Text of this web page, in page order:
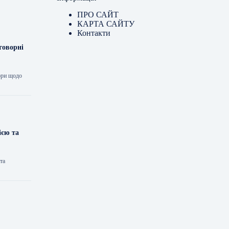
щодо
та
ПРО САЙТ
КАРТА САЙТУ
Контакти